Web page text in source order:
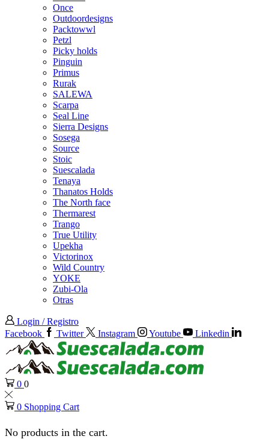
Once
Outdoordesigns
Packtowwl
Petzl
Picky holds
Pinguin
Primus
Rurak
SALEWA
Scarpa
Seal Line
Sierra Designs
Sosega
Source
Stoic
Suescalada
Tenaya
Thanatos Holds
The North face
Thermarest
Trango
True Utility
Upekha
Victorinox
Wild Country
YOKE
Zubi-Ola
Otras
Login / Registro
Facebook
Twitter Instagram Youtube Linkedin
0 0
0 Shopping Cart
No products in the cart.